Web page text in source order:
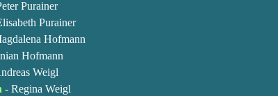
Purainer
Purainer
Hofmann
Hofmann
Weigl
- Regina Weigl